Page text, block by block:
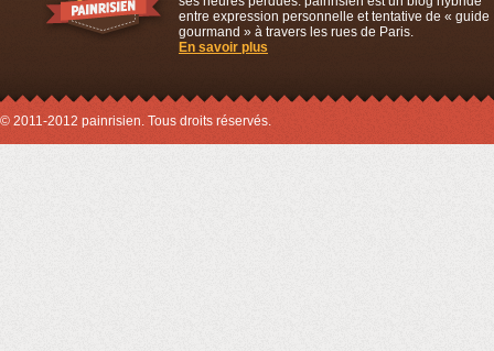
entre expression personnelle et tentative de « guide
gourmand » à travers les rues de Paris.
En savoir plus
© 2011-2012 painrisien. Tous droits réservés.